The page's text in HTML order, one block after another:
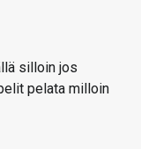
silloin jos
pelata milloin